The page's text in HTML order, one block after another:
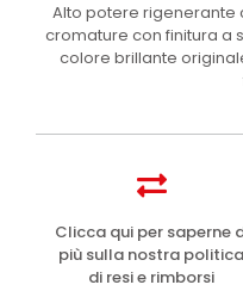
rigenerante
carrozzeria
gr
Alto potere rigenerante
cromature con finitura a
colore brillante
Clicca qui per saperne
più sulla nostra politica
di resi e rimborsi